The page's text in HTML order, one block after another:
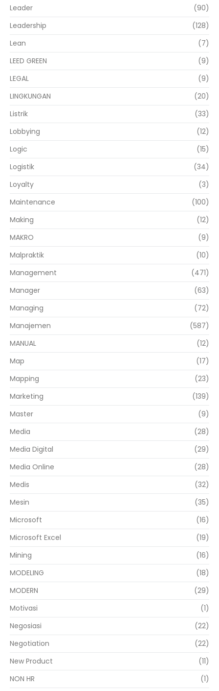
Leader
(90)
Leadership
(128)
Lean
(7)
LEED GREEN
(9)
LEGAL
(9)
LINGKUNGAN
(20)
Listrik
(33)
Lobbying
(12)
Logic
(15)
Logistik
(34)
Loyalty
(3)
Maintenance
(100)
Making
(12)
MAKRO
(9)
Malpraktik
(10)
Management
(471)
Manager
(63)
Managing
(72)
Manajemen
(587)
MANUAL
(12)
Map
(17)
Mapping
(23)
Marketing
(139)
Master
(9)
Media
(28)
Media Digital
(29)
Media Online
(28)
Medis
(32)
Mesin
(35)
Microsoft
(16)
Microsoft Excel
(19)
Mining
(16)
MODELING
(18)
MODERN
(29)
Motivasi
(1)
Negosiasi
(22)
Negotiation
(22)
New Product
(11)
NON HR
(1)